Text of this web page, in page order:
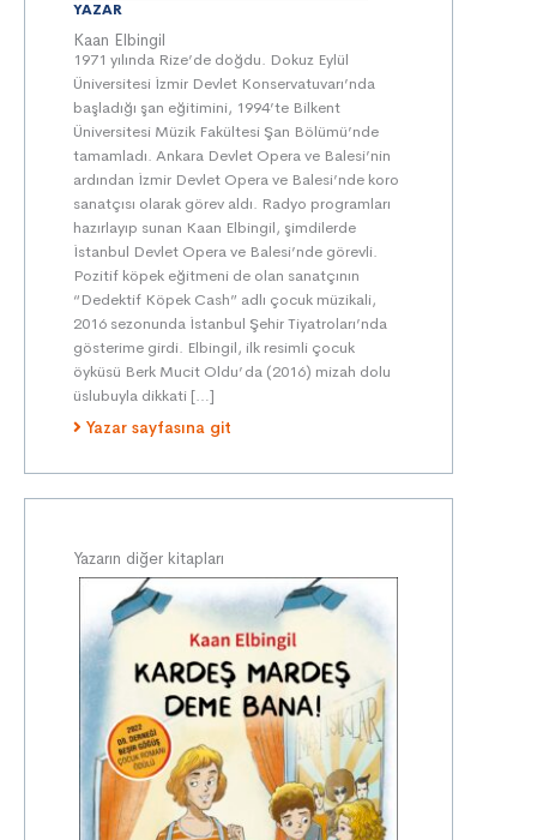
YAZAR
Kaan Elbingil
1971 yılında Rize’de doğdu. Dokuz Eylül
Üniversitesi İzmir Devlet Konservatuvarı’nda
başladığı şan eğitimini, 1994’te Bilkent
Üniversitesi Müzik Fakültesi Şan Bölümü’nde
tamamladı. Ankara Devlet Opera ve Balesi’nin
ardından İzmir Devlet Opera ve Balesi’nde koro
sanatçısı olarak görev aldı. Radyo programları
hazırlayıp sunan Kaan Elbingil, şimdilerde
İstanbul Devlet Opera ve Balesi’nde görevli.
Pozitif köpek eğitmeni de olan sanatçının
“Dedektif Köpek Cash” adlı çocuk müzikali,
2016 sezonunda İstanbul Şehir Tiyatroları’nda
gösterime girdi. Elbingil, ilk resimli çocuk
öyküsü Berk Mucit Oldu’ da (2016) mizah dolu
üslubuyla dikkati […]
Yazar sayfasına git
Yazarın diğer kitapları